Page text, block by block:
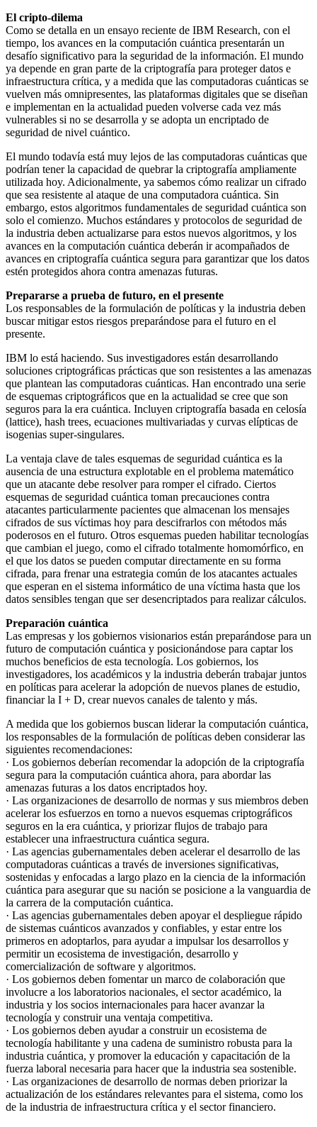
El cripto-dilema
Como se detalla en un ensayo reciente de IBM Research, con el
tiempo, los avances en la computación cuántica presentarán un
desafío significativo para la seguridad de la información. El mundo
ya depende en gran parte de la criptografía para proteger datos e
infraestructura crítica, y a medida que las computadoras cuánticas se
vuelven más omnipresentes, las plataformas digitales que se diseñan
e implementan en la actualidad pueden volverse cada vez más
vulnerables si no se desarrolla y se adopta un encriptado de
seguridad de nivel cuántico.
El mundo todavía está muy lejos de las computadoras cuánticas que
podrían tener la capacidad de quebrar la criptografía ampliamente
utilizada hoy. Adicionalmente, ya sabemos cómo realizar un cifrado
que sea resistente al ataque de una computadora cuántica. Sin
embargo, estos algoritmos fundamentales de seguridad cuántica son
solo el comienzo. Muchos estándares y protocolos de seguridad de
la industria deben actualizarse para estos nuevos algoritmos, y los
avances en la computación cuántica deberán ir acompañados de
avances en criptografía cuántica segura para garantizar que los datos
estén protegidos ahora contra amenazas futuras.
Prepararse a prueba de futuro, en el presente
Los responsables de la formulación de políticas y la industria deben
buscar mitigar estos riesgos preparándose para el futuro en el
presente.
IBM lo está haciendo. Sus investigadores están desarrollando
soluciones criptográficas prácticas que son resistentes a las amenazas
que plantean las computadoras cuánticas. Han encontrado una serie
de esquemas criptográficos que en la actualidad se cree que son
seguros para la era cuántica. Incluyen criptografía basada en celosía
(lattice), hash trees, ecuaciones multivariadas y curvas elípticas de
isogenias super-singulares.
La ventaja clave de tales esquemas de seguridad cuántica es la
ausencia de una estructura explotable en el problema matemático
que un atacante debe resolver para romper el cifrado. Ciertos
esquemas de seguridad cuántica toman precauciones contra
atacantes particularmente pacientes que almacenan los mensajes
cifrados de sus víctimas hoy para descifrarlos con métodos más
poderosos en el futuro. Otros esquemas pueden habilitar tecnologías
que cambian el juego, como el cifrado totalmente homomórfico, en
el que los datos se pueden computar directamente en su forma
cifrada, para frenar una estrategia común de los atacantes actuales
que esperan en el sistema informático de una víctima hasta que los
datos sensibles tengan que ser desencriptados para realizar cálculos.
Preparación cuántica
Las empresas y los gobiernos visionarios están preparándose para un
futuro de computación cuántica y posicionándose para captar los
muchos beneficios de esta tecnología. Los gobiernos, los
investigadores, los académicos y la industria deberán trabajar juntos
en políticas para acelerar la adopción de nuevos planes de estudio,
financiar la I + D, crear nuevos canales de talento y más.
A medida que los gobiernos buscan liderar la computación cuántica,
los responsables de la formulación de políticas deben considerar las
siguientes recomendaciones:
· Los gobiernos deberían recomendar la adopción de la criptografía
segura para la computación cuántica ahora, para abordar las
amenazas futuras a los datos encriptados hoy.
· Las organizaciones de desarrollo de normas y sus miembros deben
acelerar los esfuerzos en torno a nuevos esquemas criptográficos
seguros en la era cuántica, y priorizar flujos de trabajo para
establecer una infraestructura cuántica segura.
· Las agencias gubernamentales deben acelerar el desarrollo de las
computadoras cuánticas a través de inversiones significativas,
sostenidas y enfocadas a largo plazo en la ciencia de la información
cuántica para asegurar que su nación se posicione a la vanguardia de
la carrera de la computación cuántica.
· Las agencias gubernamentales deben apoyar el despliegue rápido
de sistemas cuánticos avanzados y confiables, y estar entre los
primeros en adoptarlos, para ayudar a impulsar los desarrollos y
permitir un ecosistema de investigación, desarrollo y
comercialización de software y algoritmos.
· Los gobiernos deben fomentar un marco de colaboración que
involucre a los laboratorios nacionales, el sector académico, la
industria y los socios internacionales para hacer avanzar la
tecnología y construir una ventaja competitiva.
· Los gobiernos deben ayudar a construir un ecosistema de
tecnología habilitante y una cadena de suministro robusta para la
industria cuántica, y promover la educación y capacitación de la
fuerza laboral necesaria para hacer que la industria sea sostenible.
· Las organizaciones de desarrollo de normas deben priorizar la
actualización de los estándares relevantes para el sistema, como los
de la industria de infraestructura crítica y el sector financiero.